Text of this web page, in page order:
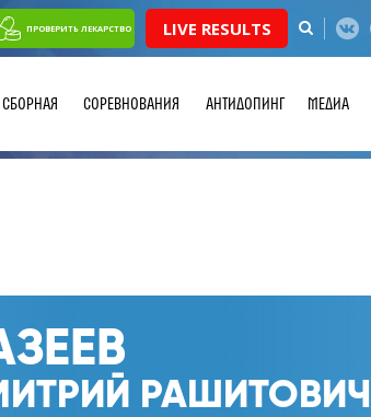
ПРОВЕРИТЬ ЛЕКАРСТВО LIVE RESULTS
СБОРНАЯ СОРЕВНОВАНИЯ АНТИДОПИНГ МЕДИА
РАШИТОВИЧ